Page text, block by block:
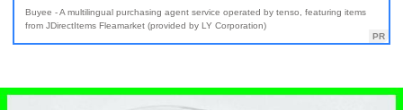
Buyee - A multilingual purchasing agent service operated by tenso, featuring items
from JDirectItems Fleamarket (provided by LY Corporation)